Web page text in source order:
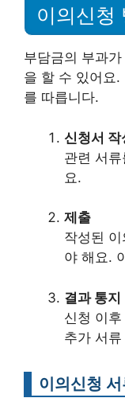
이의신청
부담금의 부과
을 할 수 있어요
를 따릅니다.
신청서 작
관련 서
요.
제출
작성된
야 해요.
결과 통지
신청 이
추가 서
이의신청